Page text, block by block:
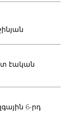
էական
6-րդ